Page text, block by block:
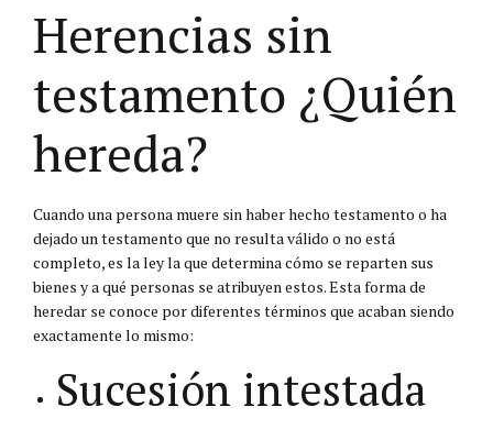
Herencias sin
testamento ¿Quién
hereda?
Cuando una persona muere sin haber hecho testamento o ha
dejado un testamento que no resulta válido o no está
completo, es la ley la que determina cómo se reparten sus
bienes y a qué personas se atribuyen estos. Esta forma de
heredar se conoce por diferentes términos que acaban siendo
exactamente lo mismo:
Sucesión intestada